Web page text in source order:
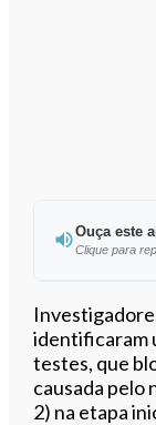
Ouça este
Clique para
identificaram
testes, que
causada pelo
2) na etapa